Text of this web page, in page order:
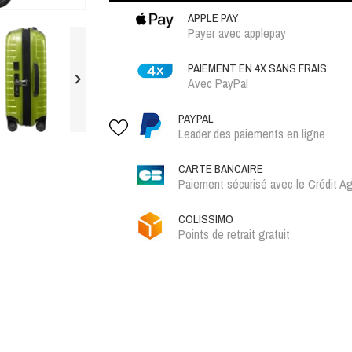

APPLE PAY
Payer avec applepay
PAIEMENT EN 4X SANS FRAIS
Avec PayPal
PAYPAL
Leader des paiements en ligne
CARTE BANCAIRE
Paiement sécurisé avec le Crédit
COLISSIMO
Points de retrait gratuit